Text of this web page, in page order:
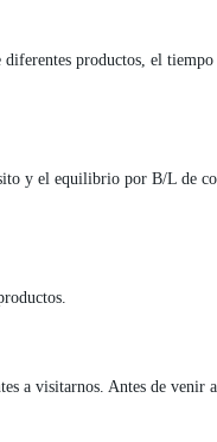
productos, el
y el equilibrio por B/L de
a visitarnos. Antes de